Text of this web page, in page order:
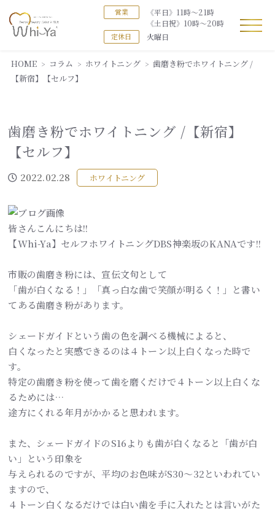
営業
《平日》11時～21時
《土日祝》10時～20時
定休日 火曜日
HOME コラム ホワイトニング
歯磨き粉でホワイトニング /
【新宿】【セルフ】
歯磨き粉でホワイトニング /【新宿】
【セルフ】
2022.02.28 ホワイトニング
皆さんこんにちは!!
【Whi-Ya】セルフホワイトニングDBS神楽坂のKANAです!!
市販の歯磨き粉には、宣伝文句として
「歯が白くなる！」「真っ白な歯で笑顔が明るく！」と書い
てある歯磨き粉があります。
シェードガイドという歯の色を調べる機械によると、
白くなったと実感できるのは４トーン以上白くなった時で
す。
特定の歯磨き粉を使って歯を磨くだけで４トーン以上白くな
るためには…
途方にくれる年月がかかると思われます。
また、シェードガイドのS16よりも歯が白くなると「歯が白
い」という印象を
与えられるのですが、平均のお色味がS30～32といわれてい
ますので、
４トーン白くなるだけでは白い歯を手に入れたとは言いがた